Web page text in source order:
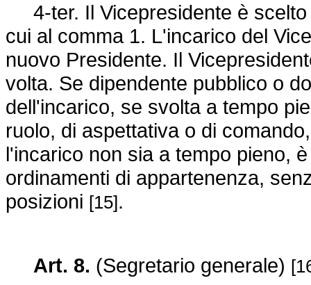
4-ter. Il Vicepresidente è scelto
cui al comma 1. L'incarico del
nuovo Presidente. Il
volta. Se dipendente pubblico o
dell'incarico, se svolta a tempo
ruolo, di aspettativa o di
l'incarico non sia a tempo pieno,
ordinamenti di appartenenza,
posizioni [15].
Art. 8. (Segretario generale)